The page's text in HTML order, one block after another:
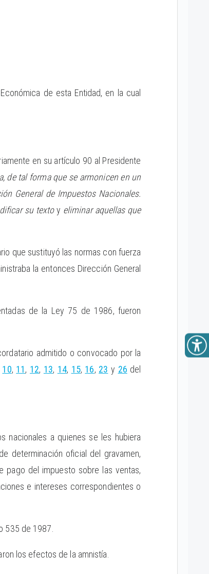
de esta Entidad, en la cual
en su artículo 90 al Presidente
de tal forma que se armonicen en un
General de Impuestos Nacionales.
su textoy eliminar aquellas que
que sustituyó las normas con fuerza
la entonces Dirección General
de la Ley 75 de 1986, fueron
admitido o convocado por la
10, 11, 12, 13, 14, 15, 16, 23 y 26 del
nacionales a quienes se les hubiera
determinación oficial del gravamen,
pago del impuesto sobre las ventas,
e intereses correspondientes o
535 de 1987.
los efectos de la amnistía.